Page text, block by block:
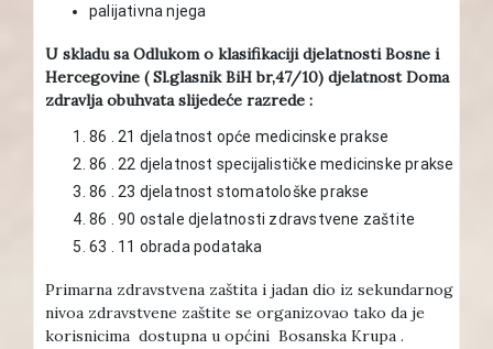
palijativna njega
U skladu sa Odlukom o klasifikaciji djelatnosti Bosne i
Hercegovine ( Sl.glasnik BiH br,47/10) djelatnost Doma
zdravlja obuhvata slijedeće razrede :
86 . 21 djelatnost opće medicinske prakse
86 . 22 djelatnost specijalističke medicinske prakse
86 . 23 djelatnost stomatološke prakse
86 . 90 ostale djelatnosti zdravstvene zaštite
63 . 11 obrada podataka
Primarna zdravstvena zaštita i jadan dio iz sekundarnog
nivoa zdravstvene zaštite se organizovao tako da je
korisnicima dostupna u općini Bosanska Krupa .